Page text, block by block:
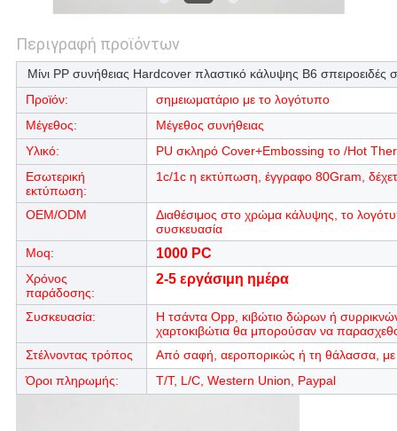
Περιγραφή προϊόντων
Μίνι PP συνήθειας Hardcover πλαστικό κάλυψης B6 σπειροειδές
Προϊόν:
σημειωματάριο με το λογότυπο
Μέγεθος:
Μέγεθος συνήθειας
Υλικό:
PU σκληρό Cover+Embossing το /Hot
Εσωτερική
εκτύπωση:
1c/1c η εκτύπωση, έγγραφο 80Gram,
OEM/ODM
Διαθέσιμος στο χρώμα κάλυψης, το
συσκευασία
Moq:
1000 PC
Χρόνος
παράδοσης:
2-5 εργάσιμη ημέρα
Συσκευασία:
Η τσάντα Opp, κιβώτιο δώρων ή
χαρτοκιβώτια θα μπορούσαν να
Στέλνοντας τρόπος
Από σαφή, αεροπορικώς ή τη θάλασσα, με
Όροι πληρωμής:
T/T, L/C, Western Union, Paypal